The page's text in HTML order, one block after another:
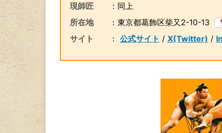
現師匠
：同上
所在地
：東京都葛飾区柴又2-10-13
サイト
： 公式サイト / X(Twitter) /